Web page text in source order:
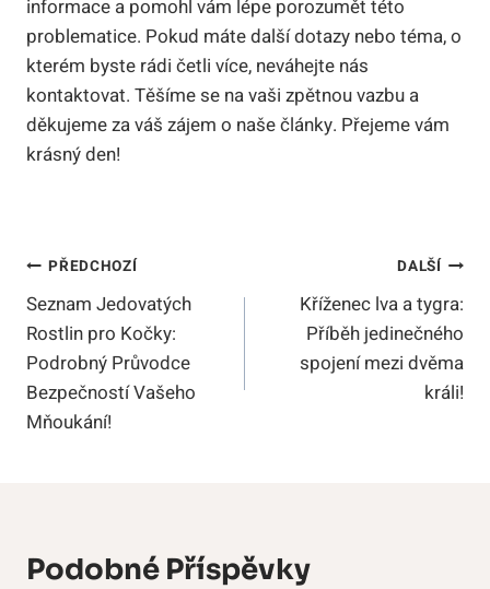
informace a pomohl vám lépe porozumět této
problematice. Pokud máte další dotazy nebo téma, o
kterém byste rádi četli více, neváhejte nás
kontaktovat. Těšíme se na vaši zpětnou vazbu a
děkujeme za váš zájem o naše články. Přejeme vám
krásný den!
Navigace
Pro
Příspěvek
PŘEDCHOZÍ
Seznam Jedovatých
Rostlin pro Kočky:
Podrobný Průvodce
Bezpečností Vašeho
Mňoukání!
DALŠÍ
Kříženec lva a tygra:
Příběh jedinečného
spojení mezi dvěma
králi!
Podobné Příspěvky